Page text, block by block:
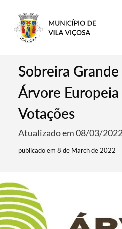
Sobreira
Árvore
Votações
Atualizado em 08/03/
publicado em 8 de March de 2022